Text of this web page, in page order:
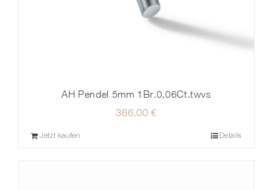
AH Pendel 5mm 1Br.0,06Ct.twvs
366,00 €
Jetzt kaufen Details